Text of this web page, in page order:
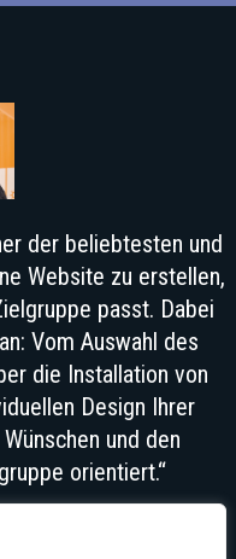
der beliebtesten und
Website zu erstellen,
passt. Dabei
Vom Auswahl des
die Installation von
Design Ihrer
und den
orientiert.“